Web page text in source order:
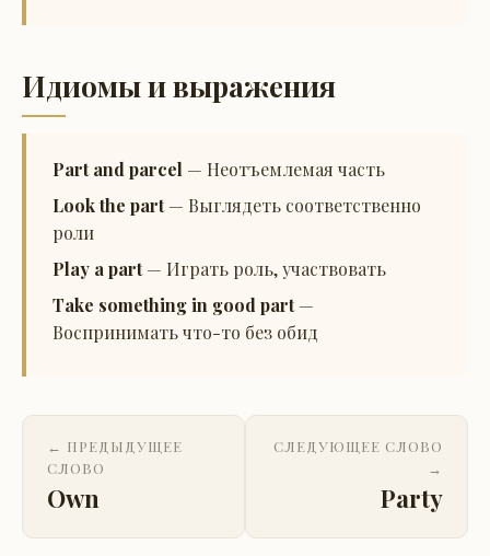
Идиомы и выражения
Part and parcel — Неотъемлемая часть
Look the part— Выглядеть соответственно
роли
Play a part— Играть роль, участвовать
Take something in good part—
Воспринимать что-то без обид
← ПРЕДЫДУЩЕЕ
СЛОВО
Own
СЛЕДУЮЩЕЕ СЛОВО
→
Party